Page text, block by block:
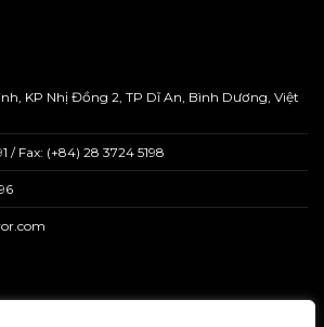
KP Nhị Đồng 2, TP Dĩ An, Bình Dương, Việt
/ Fax: (+84) 28 3724 5198